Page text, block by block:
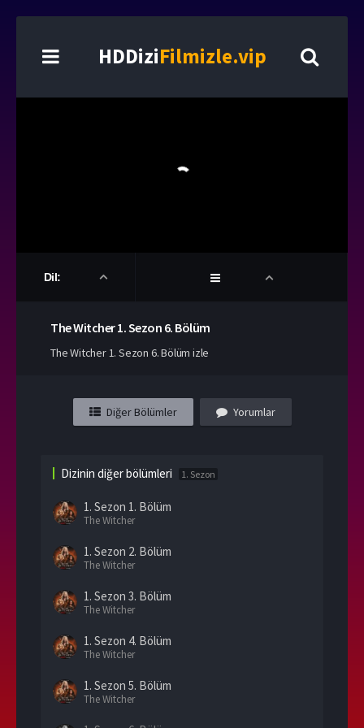
HDDiziFilmizle.vip
Dil:
The Witcher1. Sezon 6. Bölüm
The Witcher 1. Sezon 6. Bölüm izle
Diğer Bölümler Yorumlar
Dizinin diğer bölümleri 1. Sezon
1. Sezon 1. Bölüm
The Witcher
1. Sezon 2. Bölüm
The Witcher
1. Sezon 3. Bölüm
The Witcher
1. Sezon 4. Bölüm
The Witcher
1. Sezon 5. Bölüm
The Witcher